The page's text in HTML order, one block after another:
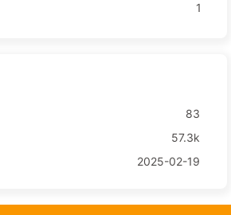
1
83
57.3k
2025-02-19